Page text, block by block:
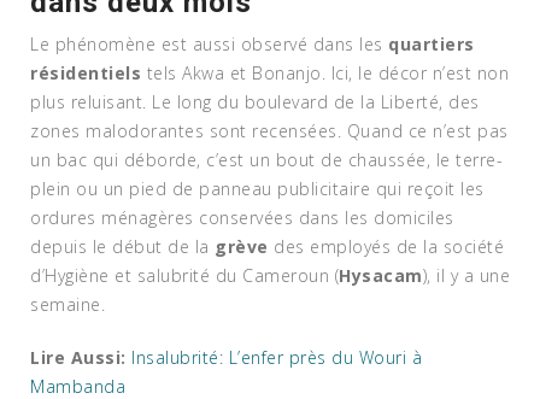
Le phénomène est aussi observé dans les quartiers
résidentiels tels Akwa et Bonanjo. Ici, le décor n’est non
plus reluisant. Le long du boulevard de la Liberté, des
zones malodorantes sont recensées. Quand ce n’est pas
un bac qui déborde, c’est un bout de chaussée, le terre-
plein ou un pied de panneau publicitaire qui reçoit les
ordures ménagères conservées dans les domiciles
depuis le début de la grève des employés de la société
d’Hygiène et salubrité du Cameroun (Hysacam), il y a une
semaine.
Lire Aussi: Insalubrité: L’enfer près du Wouri à
Mambanda